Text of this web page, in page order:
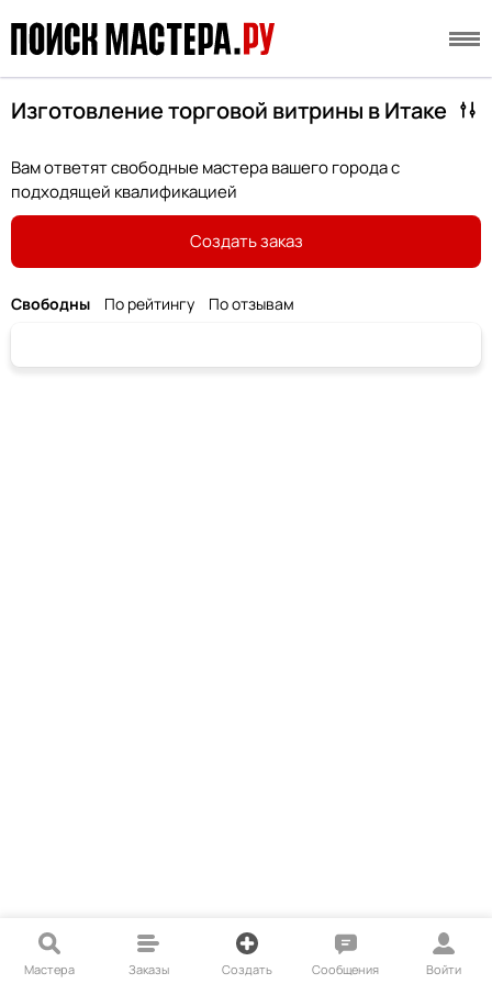
Изготовление торговой витрины в Итаке
Вам ответят свободные мастера вашего города с
подходящей квалификацией
Создать заказ
Свободны По рейтингу По отзывам
Мастера Заказы Создать Сообщения Войти